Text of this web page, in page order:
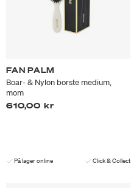
FAN PALM
Boar- & Nylon borste medium,
mom
610,00 kr
På lager online Click & Collect